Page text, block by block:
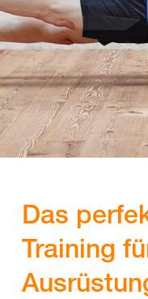
Das
Training